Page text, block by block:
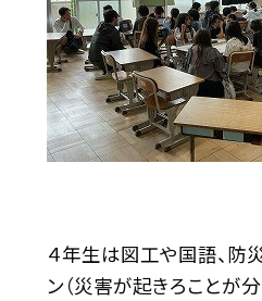
４年生は図工や国語、防
ン（災害が起きろことが